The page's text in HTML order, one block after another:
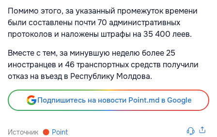
Помимо этого, за указанный промежуток времени
были составлены почти 70 административных
протоколов и наложены штрафы на 35 400 леев.
Вместе с тем, за минувшую неделю более 25
иностранцев и 46 транспортных средств получили
отказ на въезд в Республику Молдова.
Подпишитесь на новости Point.md в Google
Источник Point